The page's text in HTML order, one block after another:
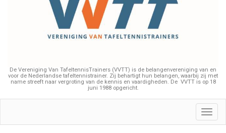
De Vereniging Van TafeltennisTrainers (VVTT) is de belangenvereniging van en
voor de Nederlandse tafeltennistrainer. Zij behartigt hun belangen, waarbij zij met
name streeft naar vergroting van de kennis en vaardigheden. De VVTT is op 18
juni 1988 opgericht.